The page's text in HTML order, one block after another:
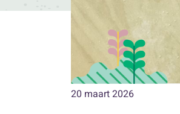
20 maart 2026